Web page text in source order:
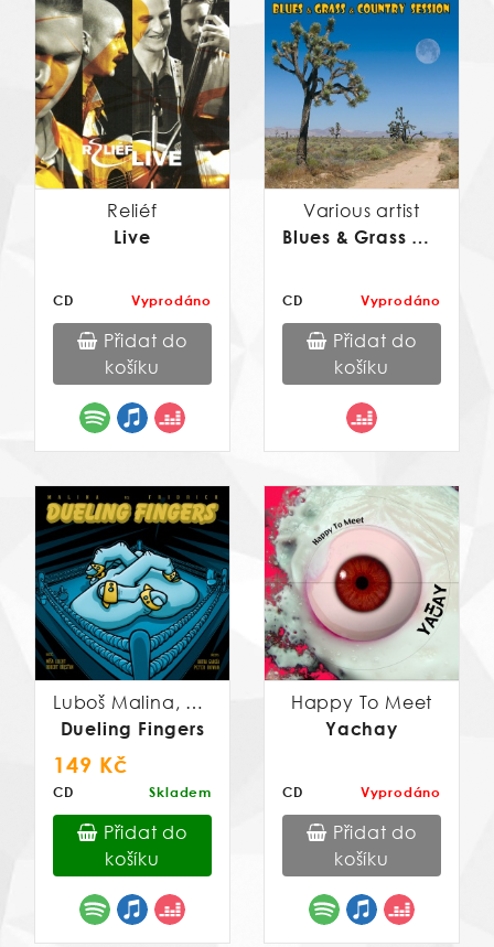
Reliéf
Live
CD Vyprodáno
Přidat do
košíku
Various artist
Blues & Grass & Country Session
CD Vyprodáno
Přidat do
košíku
Luboš Malina, Martin Fridrich
Dueling Fingers
149 Kč
CD Skladem
Přidat do
košíku
Happy To Meet
Yachay
CD Vyprodáno
Přidat do
košíku